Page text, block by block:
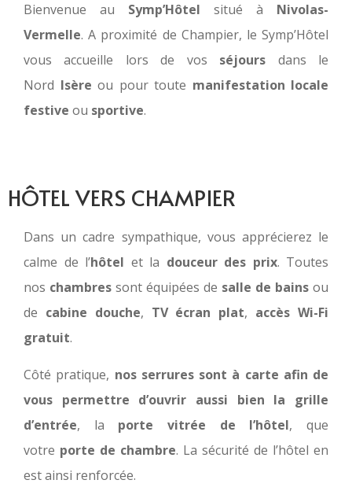
Bienvenue au Symp’Hôtel situé à Nivolas-
Vermelle. A proximité de Champier, le Symp’Hôtel
vous accueille lors de vos séjours dans le
Nord Isère ou pour toute manifestation locale
festive ou sportive.
HÔTEL VERS CHAMPIER
Dans un cadre sympathique, vous apprécierez le
calme de l’hôtel et la douceur des prix. Toutes
nos chambres sont équipées de salle de bains ou
de cabine douche, TV écran plat, accès Wi-Fi
gratuit.
Côté pratique, nos serrures sont à carte afin de
vous permettre d’ouvrir aussi bien la grille
d’entrée, la porte vitrée de l’hôtel, que
votre porte de chambre. La sécurité de l’hôtel en
est ainsi renforcée.